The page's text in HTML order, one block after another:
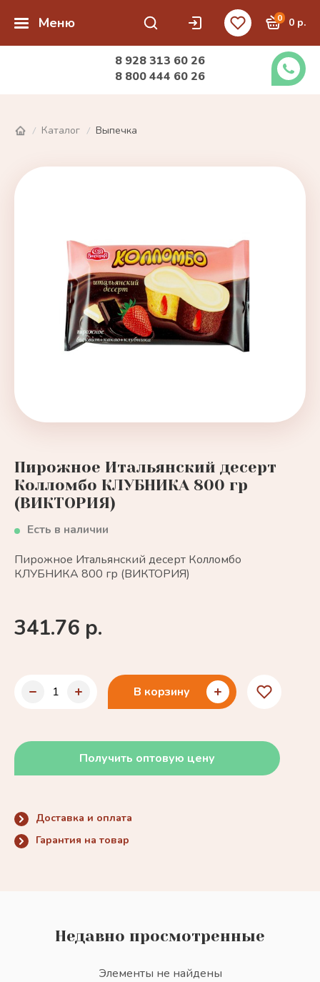
Меню 0 0 р.
8 928 313 60 26
8 800 444 60 26
/ Каталог / Выпечка
Пирожное Итальянский десерт
Колломбо КЛУБНИКА 800 гр
(ВИКТОРИЯ)
Есть в наличии
Пирожное Итальянский десерт Колломбо
КЛУБНИКА 800 гр (ВИКТОРИЯ)
341.76 р.
В корзину
Получить оптовую цену
Доставка и оплата
Гарантия на товар
Недавно просмотренные
Элементы не найдены